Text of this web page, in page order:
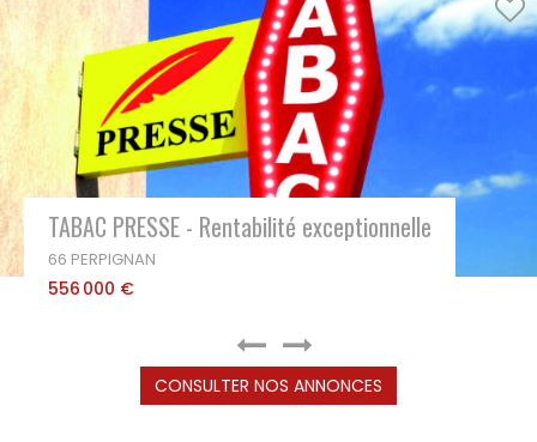
TABAC PRESSE - Rentabilité exceptionnelle
66 PERPIGNAN
556 000 €
CONSULTER NOS ANNONCES